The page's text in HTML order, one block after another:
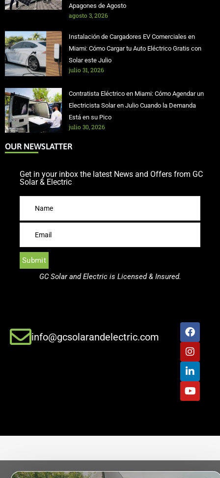
Apagones de Agosto
agosto 3, 2026
Instalación de Cargadores EV Comerciales en
Miami: Cómo Cargar tu Auto Eléctrico Gratis con
Solar este Julio
julio 31, 2026
Contratista Eléctrico en Miami: Cómo Agendar un
Electricista Solar en Julio Cuando la Demanda
Está en su Pico
julio 30, 2026
OUR NEWSLATTER
Get in your inbox the latest News and Offers from GC
Solar & Electric
GC Solar and Electric is Licensed & Insured.
info@gcsolarandelectric.com